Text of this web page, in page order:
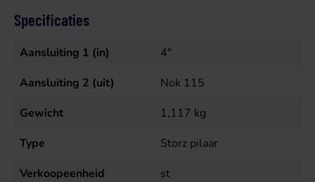
Specificaties
Aansluiting 1 (in)
4"
Aansluiting 2 (uit)
Nok 115
Gewicht
1,117 kg
Type
Storz pilaar
Verkoopeenheid
st